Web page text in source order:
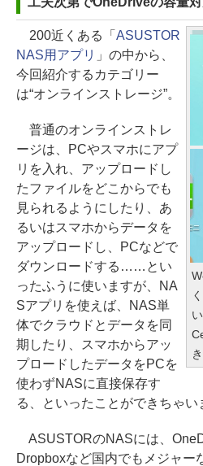
200近くある「 ASUSTOR
NAS用アプリ 」の中から、
今回紹介するカテゴリー
は“オンラインストレージ”。
普通のオンラインストレ
ージは、PCやスマホにアプ
リを入れ、アップロードし
たファイルをどこからでも
見られるようにしたり、あ
るいはスマホからデータを
アップロードし、PCなどで
ダウンロードする……とい
ったふうに使いますが、NA
Sアプリを使えば、NAS単
体でクラウドとデータを同
期したり、スマホからアッ
プロードしたデータをPCを
使わずNASに直接保存す
る、といったことができちゃい
ASUSTORのNASには、
Dropboxなど国内でもメジャー